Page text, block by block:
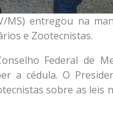
MS) entregou na
e Zootecnistas.
Federal de
a cédula. O
sobre as leis